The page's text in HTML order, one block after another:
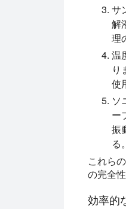
サ
解
理
温
り
使
ソ
ー
振
る。
これら
の完全
効率的